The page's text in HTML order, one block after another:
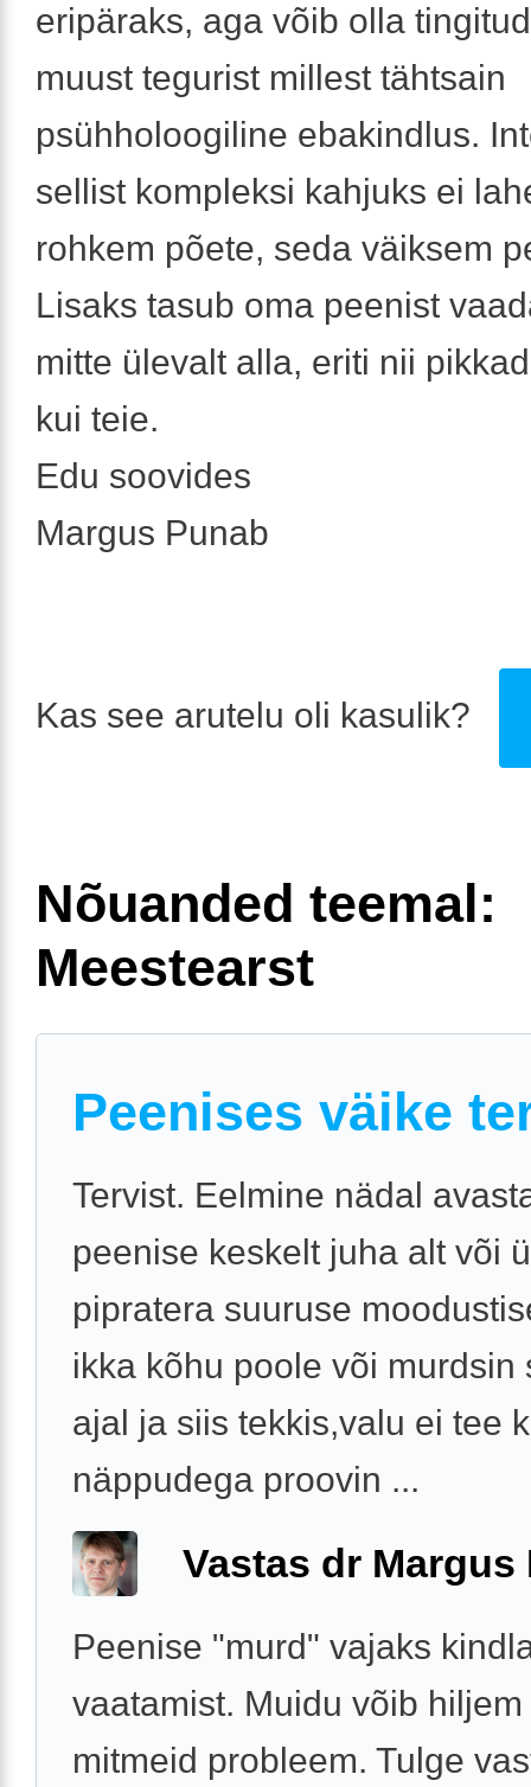
eripäraks, aga võib olla
muust tegurist millest tähtsain
psühholoogiline ebakindlus.
sellist kompleksi kahjuks ei
rohkem põete, seda väiksem
Lisaks tasub oma peenist
mitte ülevalt alla, eriti nii
kui teie.
Edu soovides
Margus Punab
Kas see arutelu oli kasulik?
Nõuanded teemal:
Meestearst
Peenises väike
Tervist. Eelmine nädal
peenise keskelt juha alt või
pipratera suuruse
ikka kõhu poole või murdsin
ajal ja siis tekkis,valu ei tee
näppudega proovin ...
Vastas dr Margus
Peenise "murd" vajaks
vaatamist. Muidu võib
mitmeid probleem. Tulge